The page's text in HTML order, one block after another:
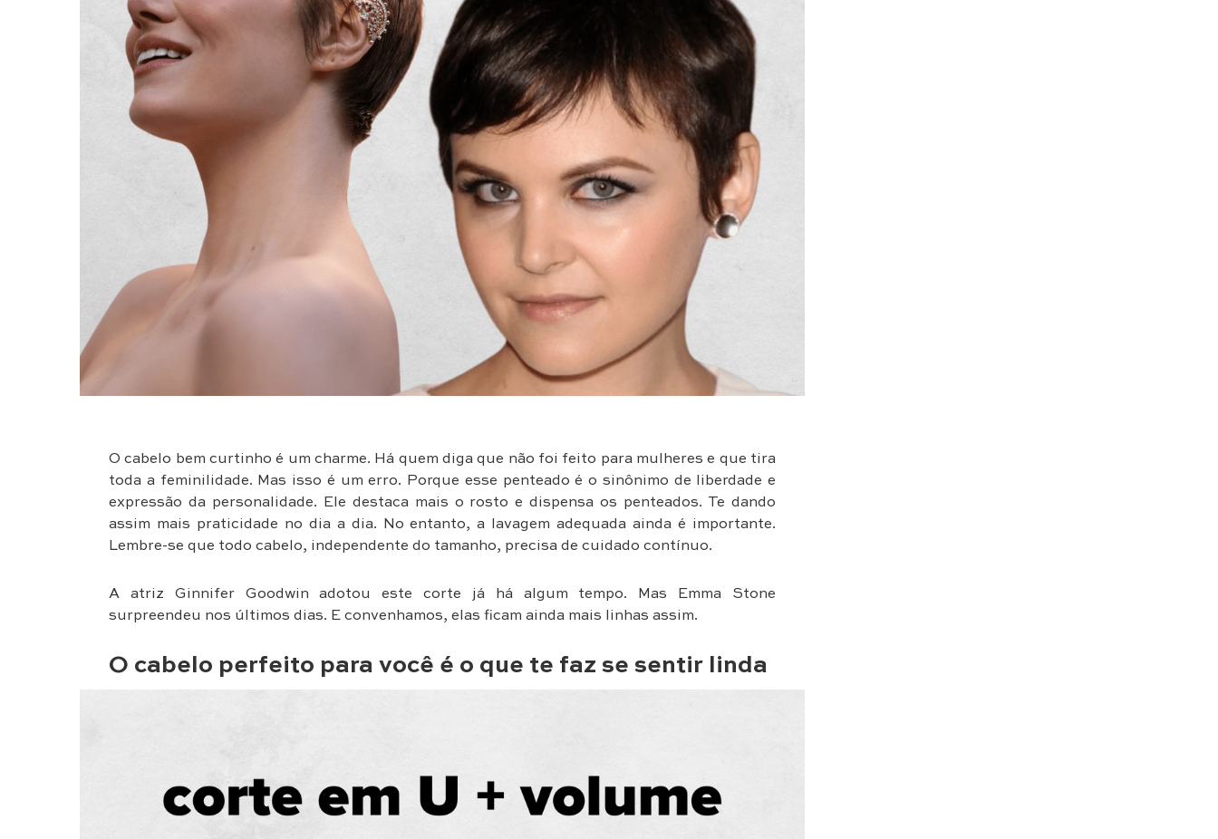
O cabelo bem curtinho é um charme. Há quem diga que não foi feito para mulheres e que tira
toda a feminilidade. Mas isso é um erro. Porque esse penteado é o sinônimo de liberdade e
expressão da personalidade. Ele destaca mais o rosto e dispensa os penteados. Te dando
assim mais praticidade no dia a dia. No entanto, a lavagem adequada ainda é importante.
Lembre-se que todo cabelo, independente do tamanho, precisa de cuidado contínuo.
A atriz Ginnifer Goodwin adotou este corte já há algum tempo. Mas Emma Stone
surpreendeu nos últimos dias. E convenhamos, elas ficam ainda mais linhas assim.
O cabelo perfeito para você é o que te faz se sentir linda